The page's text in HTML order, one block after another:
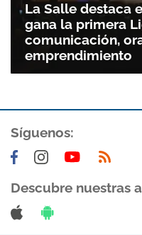
La Salle destaca
gana la primera
comunicación,
emprendimiento
Síguenos:
Descubre nuestras